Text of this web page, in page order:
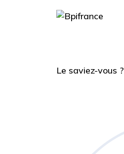
Le saviez-vous ?